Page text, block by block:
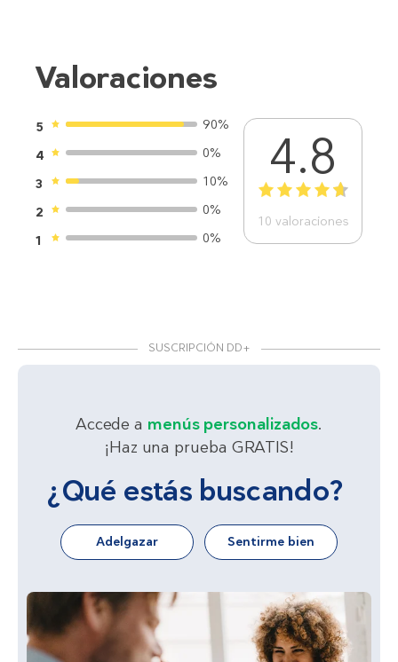
Valoraciones
5
90%
4
0%
3
10%
2
0%
1
0%
4.8
1 2 3 4 5
10 valoraciones
SUSCRIPCIÓN DD+
Accede a menús personalizados.
¡Haz una prueba GRATIS!
¿Qué estás buscando?
Adelgazar Sentirme bien